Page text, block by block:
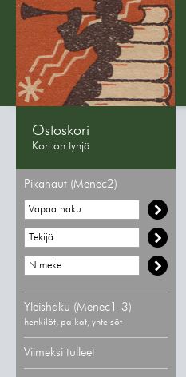
Ostoskori
Kori on tyhjä
Pikahaut (Menec2)
Yleishaku (Menec1-3)
henkilöt, paikat, yhteisöt
Viimeksi tulleet